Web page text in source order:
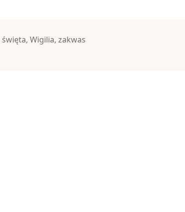
święta,Wigilia,zakwas